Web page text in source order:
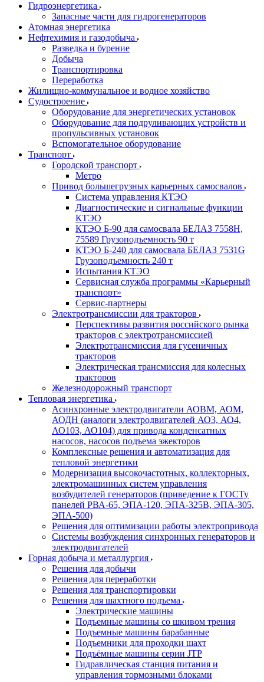
Гидроэнергетика
Запасные части для гидрогенераторов
Атомная энергетика
Нефтехимия и газодобыча
Разведка и бурение
Добыча
Транспортировка
Переработка
Жилищно-коммунальное и водное хозяйство
Судостроение
Оборудование для энергетических установок
Оборудование для подруливающих устройств и
пропульсивных установок
Вспомогательное оборудование
Транспорт
Городской транспорт
Метро
Привод большегрузных карьерных самосвалов
Система управления КТЭО
Диагностические и сигнальные функции
КТЭО
КТЭО Б-90 для самосвала БЕЛАЗ 7558H,
75589 Грузоподъемность 90 т
КТЭО Б-240 для самосвала БЕЛАЗ 7531G
Грузоподъемность 240 т
Испытания КТЭО
Сервисная служба программы «Карьерный
транспорт»
Сервис-партнеры
Электротрансмиссии для тракторов
Перспективы развития российского рынка
тракторов с электротрансмиссией
Электротрансмиссия для гусеничных
тракторов
Электрическая трансмиссия для колесных
тракторов
Железнодорожный транспорт
Тепловая энергетика
Асинхронные электродвигатели АОВМ, АОМ,
АОДН (аналоги электродвигателей АО3, АО4,
АО103, АО104) для привода конденсатных
насосов, насосов подъема эжекторов
Комплексные решения и автоматизация для
тепловой энергетики
Модернизация высокочастотных, коллекторных,
электромашинных систем управления
возбудителей генераторов (приведение к ГОСТу
панелей РВА-65, ЭПА-120, ЭПА-325В, ЭПА-305,
ЭПА-500)
Решения для оптимизации работы электропривода
Системы возбуждения синхронных генераторов и
электродвигателей
Горная добыча и металлургия
Решения для добычи
Решения для переработки
Решения для транспортировки
Решения для шахтного подъема
Электрические машины
Подъемные машины со шкивом трения
Подъемные машины барабанные
Подъемники для проходки шахт
Подъёмные машины серии JTP
Гидравлическая станция питания и
управления тормозными блоками